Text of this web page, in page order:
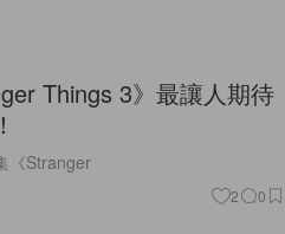
Things 3》最讓人期待
《Stranger
2 0